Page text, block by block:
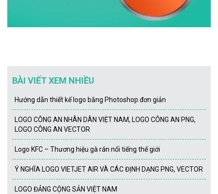
BÀI VIẾT XEM NHIỀU
Hướng dẫn thiết kế logo bằng Photoshop đơn giản
LOGO CÔNG AN NHÂN DÂN VIỆT NAM, LOGO CÔNG AN PNG,
LOGO CÔNG AN VECTOR
Logo KFC – Thương hiệu gà rán nổi tiếng thế giới
Ý NGHĨA LOGO VIETJET AIR VÀ CÁC ĐỊNH DẠNG PNG, VECTOR
LOGO ĐẢNG CỘNG SẢN VIỆT NAM